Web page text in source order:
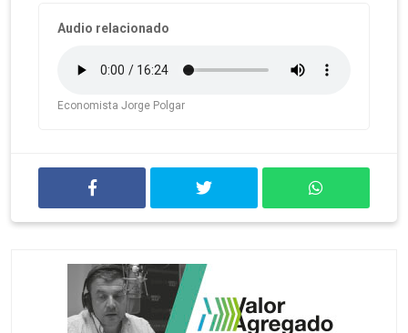
Audio relacionado
Economista Jorge Polgar